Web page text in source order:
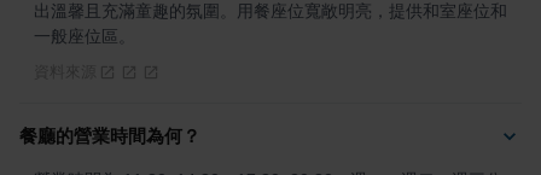
出溫馨且充滿童趣的氛圍。用餐座位寬敞明亮，提供和室座位和
一般座位區。
餐廳的營業時間為何？